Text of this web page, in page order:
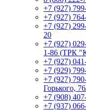
+7 (927)
+7 (927)
+7 (927)
20
+7 (927)
1-86 (ТРК
+7 (927)
+7 (929)
+7 (927)
Горького,
+7 (908)
+7 (937)